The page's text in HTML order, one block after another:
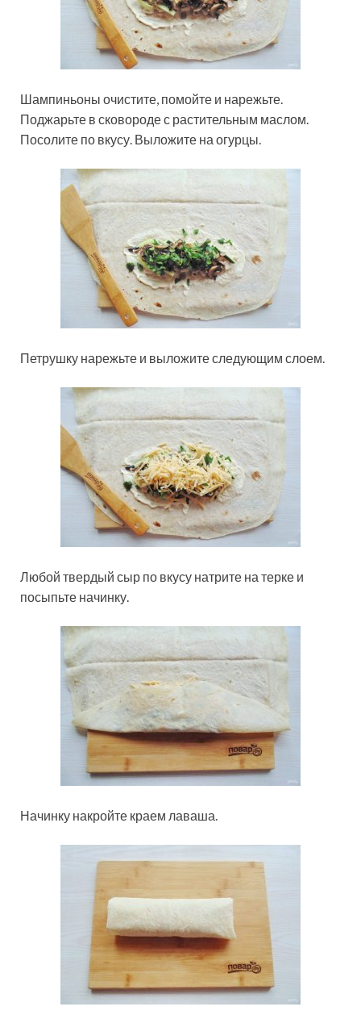
Шампиньоны очистите, помойте и нарежьте.
Поджарьте в сковороде с растительным маслом.
Посолите по вкусу. Выложите на огурцы.
Петрушку нарежьте и выложите следующим слоем.
Любой твердый сыр по вкусу натрите на терке и
посыпьте начинку.
Начинку накройте краем лаваша.